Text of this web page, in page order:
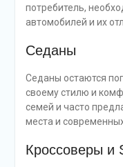
потребитель,
автомобилей и их
Седаны
Седаны остаются
своему стилю и
семей и часто
места и
Кроссоверы и